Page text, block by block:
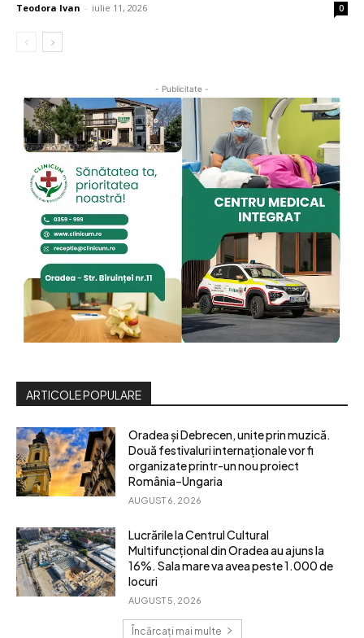
Teodora Ivan - iulie 11, 2026 0
- Publicitate -
ARTICOLE POPULARE
Oradea și Debrecen, unite prin muzică.
Două festivaluri internaționale vor fi
organizate printr-un nou proiect
România–Ungaria
AUGUST 6, 2026
Lucrările la Centrul Cultural
Multifuncțional din Oradea au ajuns la
16%. Sala mare va avea peste 1.000 de
locuri
AUGUST 5, 2026
Încărcați mai multe